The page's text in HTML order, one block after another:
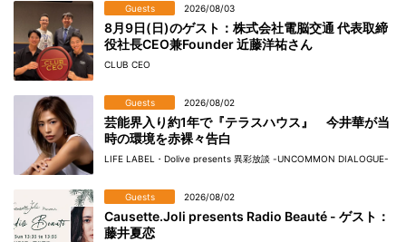
Guests 2026/08/03
8月9日(日)のゲスト：株式会社電脳交通 代表取締
役社長CEO兼Founder 近藤洋祐さん
CLUB CEO
Guests 2026/08/02
芸能界入り約1年で『テラスハウス』 今井華が当
時の環境を赤裸々告白
LIFE LABEL・Dolive presents 異彩放談 -UNCOMMON DIALOGUE-
Guests 2026/08/02
Causette.Joli presents Radio Beauté - ゲスト：
藤井夏恋